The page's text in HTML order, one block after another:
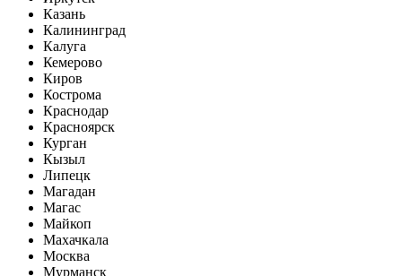
Казань
Калининград
Калуга
Кемерово
Киров
Кострома
Краснодар
Красноярск
Курган
Кызыл
Липецк
Магадан
Магас
Майкоп
Махачкала
Москва
Мурманск